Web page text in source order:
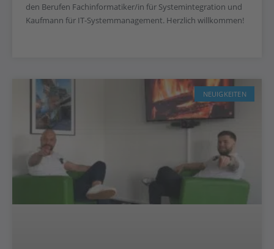
den Berufen Fachinformatiker/in für Systemintegration und
Kaufmann für IT-Systemmanagement. Herzlich willkommen!
NEUIGKEITEN